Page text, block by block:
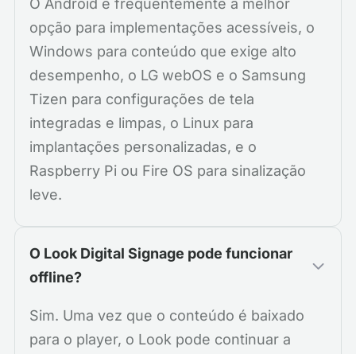
O Android é frequentemente a melhor
opção para implementações acessíveis, o
Windows para conteúdo que exige alto
desempenho, o LG webOS e o Samsung
Tizen para configurações de tela
integradas e limpas, o Linux para
implantações personalizadas, e o
Raspberry Pi ou Fire OS para sinalização
leve.
O Look Digital Signage pode funcionar
offline?
Sim. Uma vez que o conteúdo é baixado
para o player, o Look pode continuar a